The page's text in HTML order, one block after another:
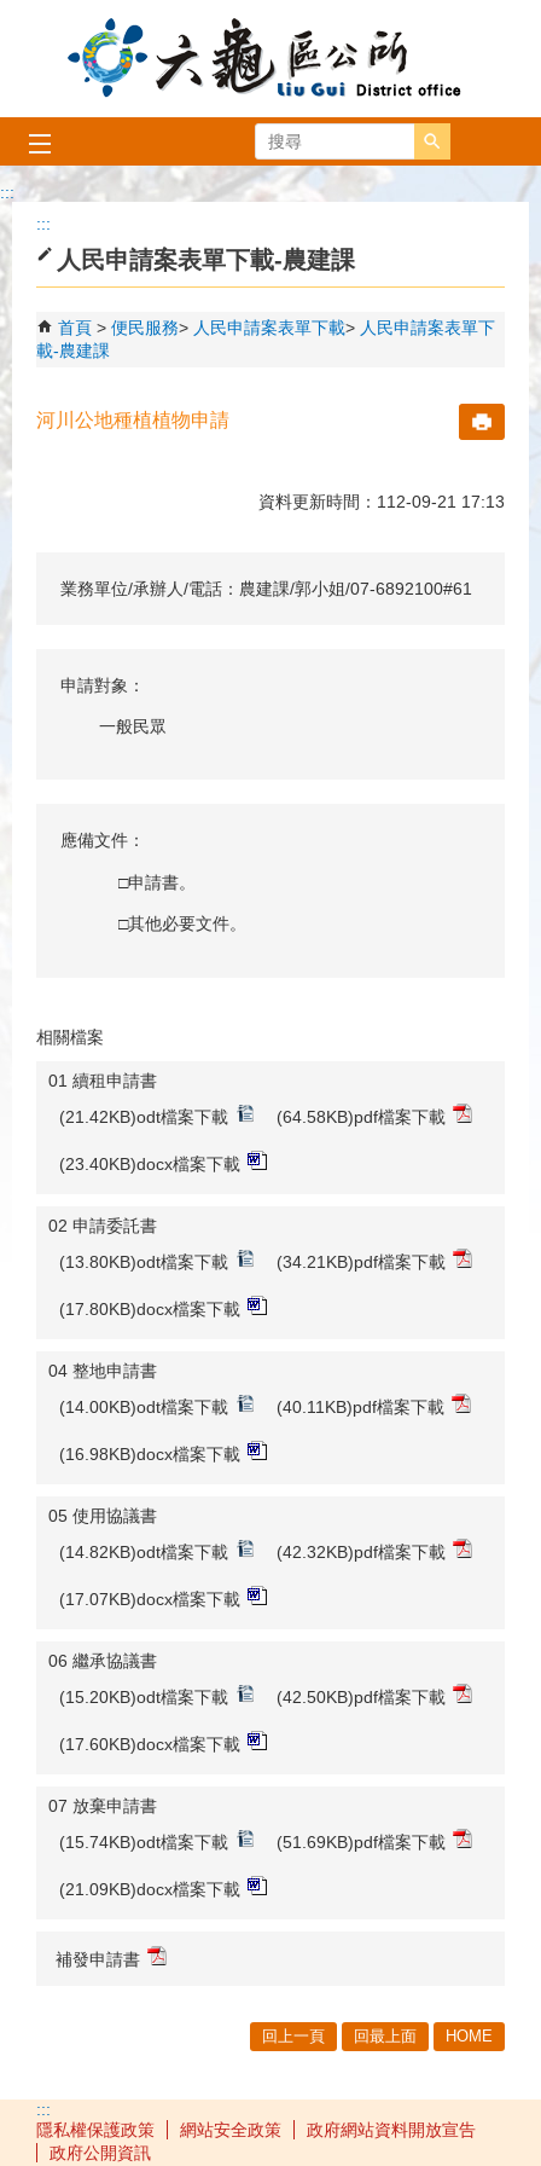
跳到主要內容區塊
搜尋
:::
:::
人民申請案表單下載-農建課
首頁 便民服務 人民申請案表單下載
人民申請案表單下
載-農建課
河川公地種植植物申請
資料更新時間：112-09-21 17:13
業務單位/承辦人/電話：農建課/郭小姐/07-6892100#61
申請對象：
一般民眾
應備文件：
□申請書。
□其他必要文件。
相關檔案
01 續租申請書
(21.42KB)odt檔案下載
(64.58KB)pdf檔案下載
(23.40KB)docx檔案下載
02 申請委託書
(13.80KB)odt檔案下載
(34.21KB)pdf檔案下載
(17.80KB)docx檔案下載
04 整地申請書
(14.00KB)odt檔案下載
(40.11KB)pdf檔案下載
(16.98KB)docx檔案下載
05 使用協議書
(14.82KB)odt檔案下載
(42.32KB)pdf檔案下載
(17.07KB)docx檔案下載
06 繼承協議書
(15.20KB)odt檔案下載
(42.50KB)pdf檔案下載
(17.60KB)docx檔案下載
07 放棄申請書
(15.74KB)odt檔案下載
(51.69KB)pdf檔案下載
(21.09KB)docx檔案下載
補發申請書
回上一頁 回最上面 HOME
:::
隱私權保護政策
網站安全政策
政府網站資料開放宣告
政府公開資訊